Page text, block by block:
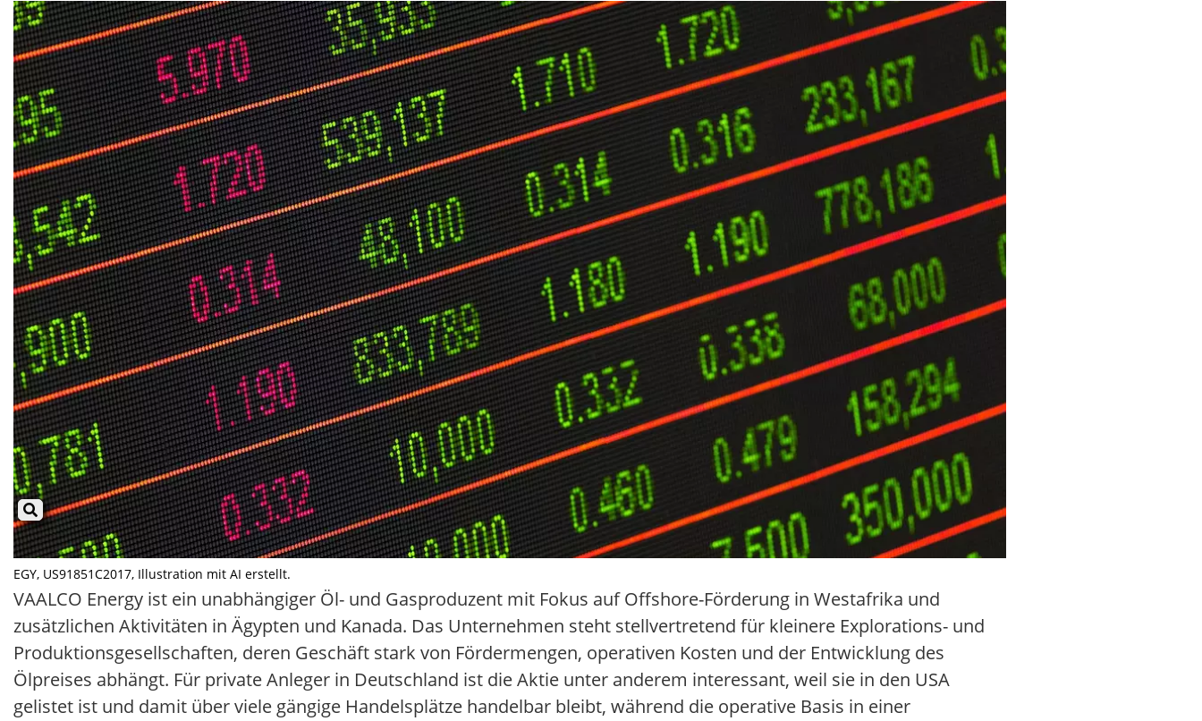
EGY, US91851C2017, Illustration mit AI erstellt.
VAALCO Energy ist ein unabhängiger Öl- und Gasproduzent mit Fokus auf Offshore-Förderung in Westafrika und
zusätzlichen Aktivitäten in Ägypten und Kanada. Das Unternehmen steht stellvertretend für kleinere Explorations- und
Produktionsgesellschaften, deren Geschäft stark von Fördermengen, operativen Kosten und der Entwicklung des
Ölpreises abhängt. Für private Anleger in Deutschland ist die Aktie unter anderem interessant, weil sie in den USA
gelistet ist und damit über viele gängige Handelsplätze handelbar bleibt, während die operative Basis in einer